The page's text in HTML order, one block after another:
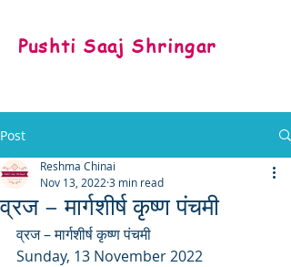
Pushti Saaj Shringar
Post
व्रज – मार्गशीर्ष कृष्ण पंचमी
Reshma Chinai
Nov 13, 2022 3 min read
व्रज – मार्गशीर्ष कृष्ण पंचमी
Sunday, 13 November 2022